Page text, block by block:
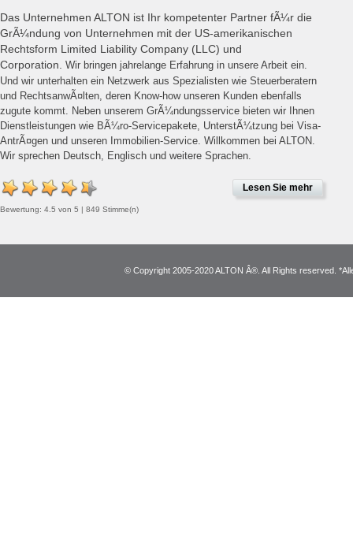
Das Unternehmen ALTON ist Ihr kompetenter Partner fÃ¼r die
GrÃ¼ndung von Unternehmen mit der US-amerikanischen
Rechtsform Limited Liability Company (LLC) und
Corporation. Wir bringen jahrelange Erfahrung in unsere Arbeit ein.
Und wir unterhalten ein Netzwerk aus Spezialisten wie Steuerberatern
und RechtsanwÃ¤lten, deren Know-how unseren Kunden ebenfalls
zugute kommt. Neben unserem GrÃ¼ndungsservice bieten wir Ihnen
Dienstleistungen wie BÃ¼ro-Servicepakete, UnterstÃ¼tzung bei Visa-
AntrÃ¤gen und unseren Immobilien-Service. Willkommen bei ALTON.
Wir sprechen Deutsch, Englisch und weitere Sprachen.
Lesen Sie mehr
Bewertung: 4.5 von 5 | 849 Stimme(n)
© Copyright 2005-2020 ALTON Â®. All Rights reserved.